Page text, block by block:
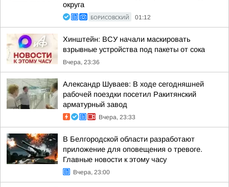
округа
БОРИСОВСКИЙ 01:12
Хинштейн: ВСУ начали маскировать
взрывные устройства под пакеты от сока
Вчера, 23:36
Александр Шуваев: В ходе сегодняшней
рабочей поездки посетил Ракитянский
арматурный завод
Вчера, 23:33
В Белгородской области разработают
приложение для оповещения о тревоге.
Главные новости к этому часу
Вчера, 23:00